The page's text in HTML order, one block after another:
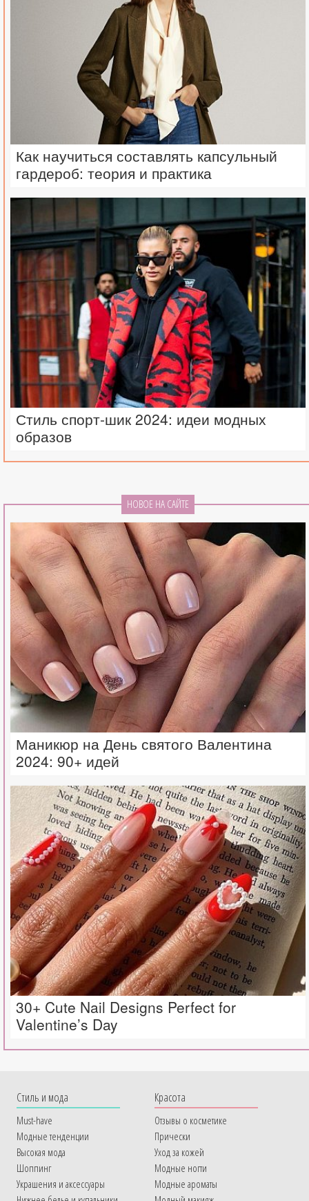
Как научиться составлять капсульный
гардероб: теория и практика
Стиль спорт-шик 2024: идеи модных
образов
НОВОЕ НА САЙТЕ
Маникюр на День святого Валентина
2024: 90+ идей
30+ Cute Nail Designs Perfect for
Valentine’s Day
Cтиль и мода
Must-have
Модные тенденции
Высокая мода
Шоппинг
Украшения и аксессуары
Красота
Отзывы о косметике
Прически
Уход за кожей
Модные ногти
Модные ароматы